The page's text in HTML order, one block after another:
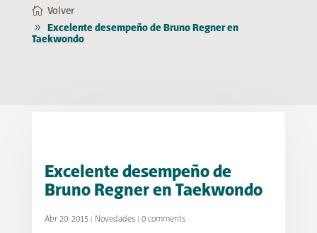
Volver
Excelente desempeño de Bruno Regner en
Taekwondo
Excelente desempeño de
Bruno Regner en Taekwondo
Abr 20, 2015| Novedades| 0 comments